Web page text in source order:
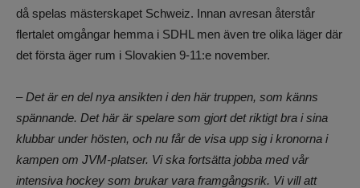
då spelas mästerskapet Schweiz. Innan avresan återstår
flertalet omgångar hemma i SDHL men även tre olika läger där
det första äger rum i Slovakien 9-11:e november.
– Det är en del nya ansikten i den här truppen, som känns
spännande. Det här är spelare som gjort det riktigt bra i sina
klubbar under hösten, och nu får de visa upp sig i kronorna i
kampen om JVM-platser. Vi ska fortsätta jobba med vår
intensiva hockey som brukar vara framgångsrik. Vi vill att